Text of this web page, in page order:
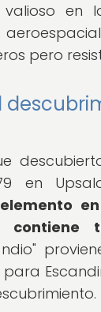
en
pero
en
contiene